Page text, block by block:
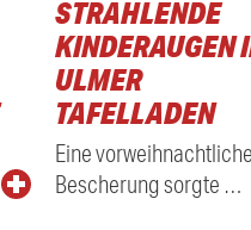
STRAHLENDE
KINDERAUGEN
ULMER
TAFELLADEN
Eine vorweihnachtliche
Bescherung sorgte …